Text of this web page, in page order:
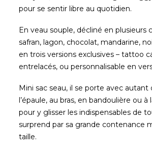
pour se sentir libre au quotidien.
En veau souple, décliné en plusieurs
safran, lagon, chocolat, mandarine,
en trois versions exclusives – tattoo
entrelacés, ou personnalisable en
Mini sac seau, il se porte avec autant
l’épaule, au bras, en bandoulière ou à
pour y glisser les indispensables de
surprend par sa grande contenance
taille.